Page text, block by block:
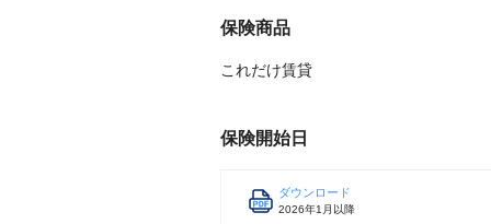
保険商品
これだけ賃貸
保険開始日
ダウンロード
2026年1月以降